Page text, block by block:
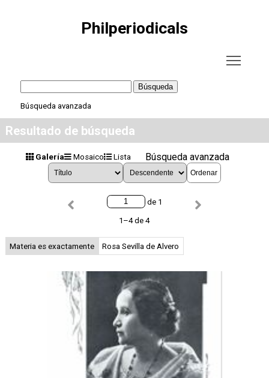
Philperiodicals
Búsqueda
Búsqueda avanzada
Resultado de búsqueda
Galería Mosaico Lista Búsqueda avanzada
de 1
1–4 de 4
Ordenar
Materia es exactamente Rosa Sevilla de Alvero